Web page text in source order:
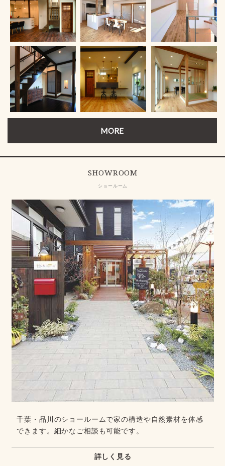
MORE
SHOWROOM
ショールーム
千葉・品川のショールームで家の構造や自然素材を体感
できます。細かなご相談も可能です。
詳しく見る